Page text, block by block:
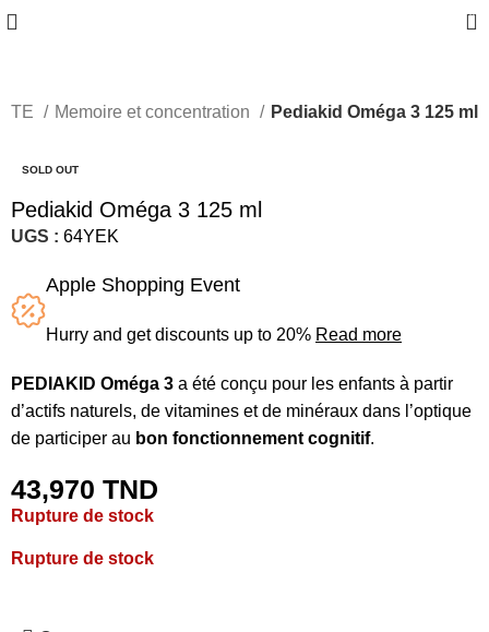
0
Memoire et concentration Pediakid Oméga 3 125 ml
SOLD OUT
Pediakid Oméga 3 125 ml
UGS :64YEK
Apple Shopping Event
Hurry and get discounts up to 20% Read more
PEDIAKID Oméga 3 a été conçu pour les enfants à partir
d’actifs naturels, de vitamines et de minéraux dans l’optique
de participer au bon fonctionnement cognitif.
43,970TND
Rupture de stock
Rupture de stock